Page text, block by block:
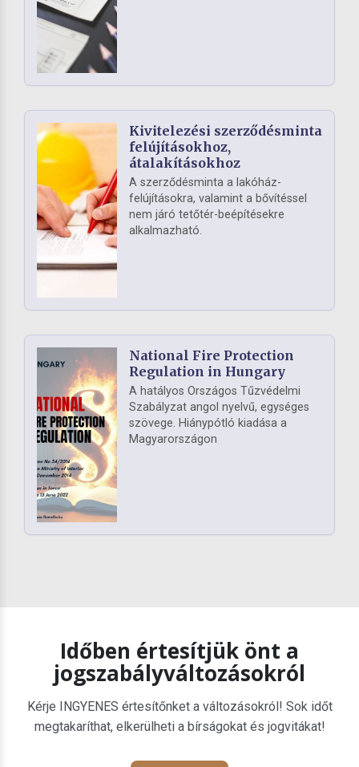
Kivitelezési szerződésminta
felújításokhoz,
átalakításokhoz
A szerződésminta a lakóház-
felújításokra, valamint a bővítéssel
nem járó tetőtér-beépítésekre
alkalmazható.
National Fire Protection
Regulation in Hungary
A hatályos Országos Tűzvédelmi
Szabályzat angol nyelvű, egységes
szövege. Hiánypótló kiadása a
Magyarországon
Időben értesítjük önt a
jogszabályváltozásokról
Kérje INGYENES értesítőnket a változásokról! Sok időt
megtakaríthat, elkerülheti a bírságokat és jogvitákat!